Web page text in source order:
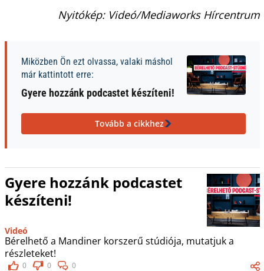
Nyitókép: Videó/Mediaworks Hírcentrum
Miközben Ön ezt olvassa, valaki máshol
már kattintott erre:
Gyere hozzánk podcastet készíteni!
Tovább a cikkhez
Gyere hozzánk podcastet
készíteni!
Videó
Bérelhető a Mandiner korszerű stúdiója, mutatjuk a
részleteket!
0 0 0